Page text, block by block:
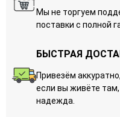
Мы не торгуем
поставки с полной
БЫСТРАЯ
Привезём
если вы живёте
надежда.